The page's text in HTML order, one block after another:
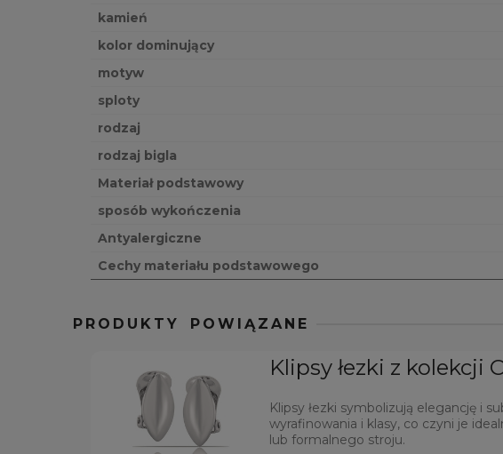
kamień
kolor dominujący
motyw
sploty
rodzaj
rodzaj bigla
Materiał podstawowy
sposób wykończenia
Antyalergiczne
Cechy materiału podstawowego
PRODUKTY POWIĄZANE
Klipsy łezki z kolekcji
Klipsy łezki symbolizują elegancję i
wyrafinowania i klasy, co czyni je
lub formalnego stroju.